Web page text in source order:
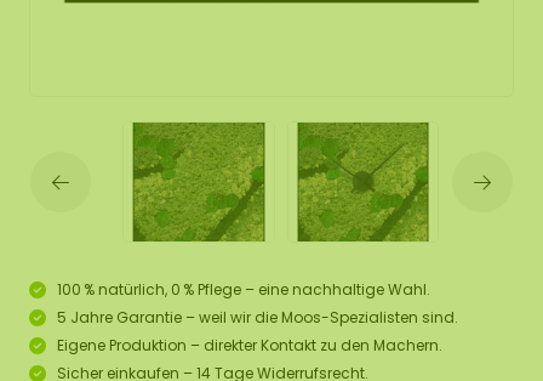
100 % natürlich, 0 % Pflege – eine nachhaltige Wahl.
5 Jahre Garantie – weil wir die Moos-Spezialisten sind.
Eigene Produktion – direkter Kontakt zu den Machern.
Sicher einkaufen – 14 Tage Widerrufsrecht.